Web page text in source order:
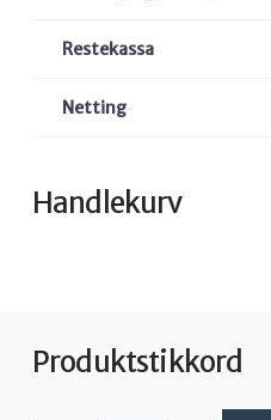
Restekassa
Netting
Handlekurv
Produktstikkord